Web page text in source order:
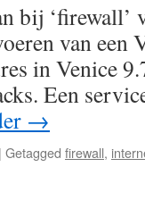
bij ‘firewall’
van een
in Venice
Een
→
| Getagged firewall,